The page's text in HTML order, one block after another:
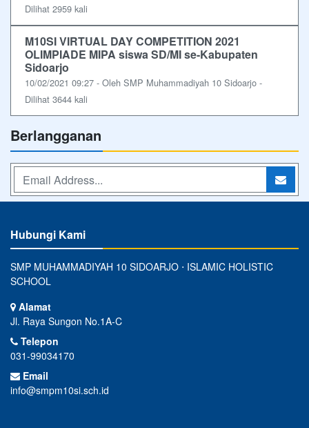
Dilihat 2959 kali
M10SI VIRTUAL DAY COMPETITION 2021
OLIMPIADE MIPA siswa SD/MI se-Kabupaten
Sidoarjo
10/02/2021 09:27 - Oleh SMP Muhammadiyah 10 Sidoarjo -
Dilihat 3644 kali
Berlangganan
Hubungi Kami
SMP MUHAMMADIYAH 10 SIDOARJO ⋅ ISLAMIC HOLISTIC
SCHOOL
Alamat
Jl. Raya Sungon No.1A-C
Telepon
031-99034170
Email
info@smpm10si.sch.id